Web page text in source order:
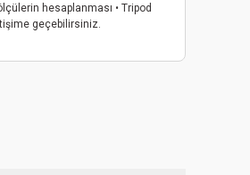
hesaplanması • Tripod
geçebilirsiniz.